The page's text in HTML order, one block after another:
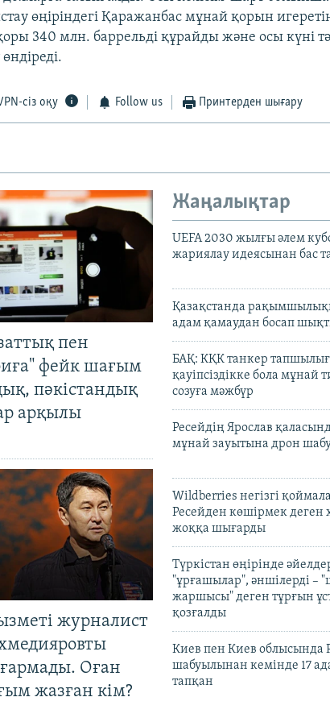
өңіріндегі Қаражанбас мұнай қорын
340 млн. баррельді құрайды және осы күні
сіз оқу Follow us Принтерден шығару
пен
фейк шағым
пәкістандық
арқылы
журналист
Оған
жазған кім?
Жаңалықтар
UEFA 2030 жылғы әлем
жариялау идеясынан бас
Қазақстанда
адам қамаудан босап
БАҚ: КҚК танкер
қауіпсіздікке бола мұнай
созуға мәжбүр
Ресейдің Ярослав
мұнай зауытына дрон
Wildberries негізгі
Ресейден көшірмек деген
жоққа шығарды
Түркістан өңірінде
"ұрғашылар", әншілерді –
жаршысы" деген тұрғын
қозғалды
Киев пен Киев облысында
шабуылынан кемінде 17
тапқан